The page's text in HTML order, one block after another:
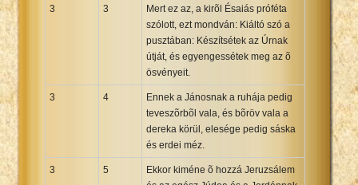
3 3
Mert ez az, a kirõl Ésaiás próféta
szólott, ezt mondván: Kiáltó szó a
pusztában: Készítsétek az Úrnak
útját, és egyengessétek meg az õ
ösvényeit.
3 4
Ennek a Jánosnak a ruhája pedig
teveszõrbõl vala, és bõröv vala a
dereka körül, elesége pedig sáska
és erdei méz.
3 5
Ekkor kiméne õ hozzá Jeruzsálem